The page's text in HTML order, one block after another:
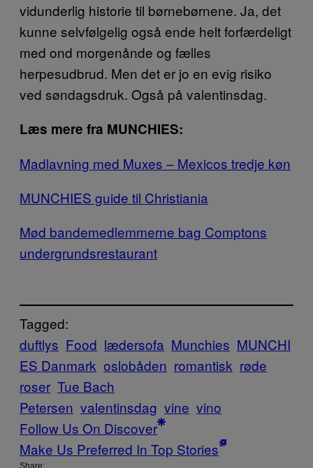
vidunderlig historie til børnebørnene. Ja, det
kunne selvfølgelig også ende helt forfærdeligt
med ond morgenånde og fælles
herpesudbrud. Men det er jo en evig risiko
ved søndagsdruk. Også på valentinsdag.
Læs mere fra MUNCHIES:
Madlavning med Muxes – Mexicos tredje køn
MUNCHIES guide til Christiania
Mød bandemedlemmerne bag Comptons
undergrundsrestaurant
Tagged:
duftlys Food lædersofa Munchies MUNCHI
ES Danmark oslobåden romantisk røde
roser Tue Bach
Petersen valentinsdag vine vino
Follow Us On Discover
Make Us Preferred In Top Stories
Share: